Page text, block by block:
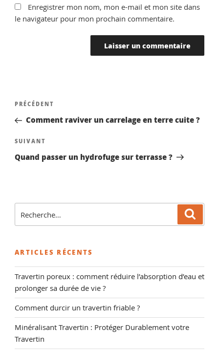
Enregistrer mon nom, mon e-mail et mon site dans
le navigateur pour mon prochain commentaire.
Navigation
l’article
Article
précédent
PRÉCÉDENT
Comment raviver un carrelage en terre cuite ?
Article
suivant
SUIVANT
Quand passer un hydrofuge sur terrasse ?
pour
ARTICLES RÉCENTS
Travertin poreux : comment réduire l’absorption d’eau et
prolonger sa durée de vie ?
Comment durcir un travertin friable ?
Minéralisant Travertin : Protéger Durablement votre
Travertin